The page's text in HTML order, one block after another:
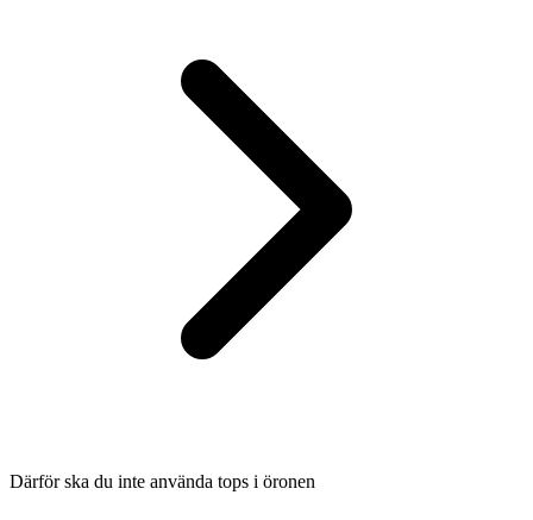
Därför ska du inte använda tops i öronen